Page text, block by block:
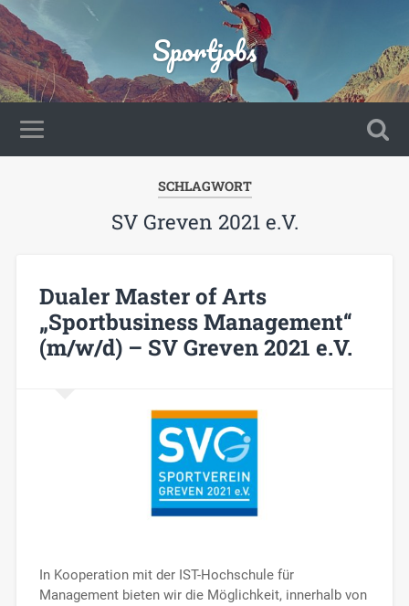
Sportjobs
SCHLAGWORT
SV Greven 2021 e.V.
Dualer Master of Arts
„Sportbusiness Management“
(m/w/d) – SV Greven 2021 e.V.
In Kooperation mit der IST-Hochschule für
Management bieten wir die Möglichkeit, innerhalb von